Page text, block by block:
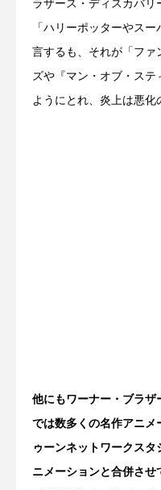
ラザース・ディスカバリ
「ハリーポッターやス
言するも、それが「フ
ズや『マン・オブ・ス
ようにとれ、炎上は悪化
他にもワーナー・ブラザ
では数多くの名作アニメ
ゥーンネットワークスタ
ニメーションと合併させ